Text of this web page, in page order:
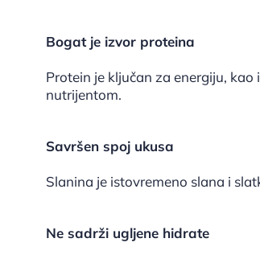
Bogat je izvor proteina
Protein je ključan za energiju,
nutrijentom.
Savršen spoj ukusa
Slanina je istovremeno slana i
Ne sadrži ugljene hidrate